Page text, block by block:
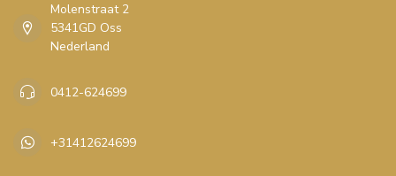
Molenstraat 2
5341GD Oss
Nederland
0412-624699
+31412624699